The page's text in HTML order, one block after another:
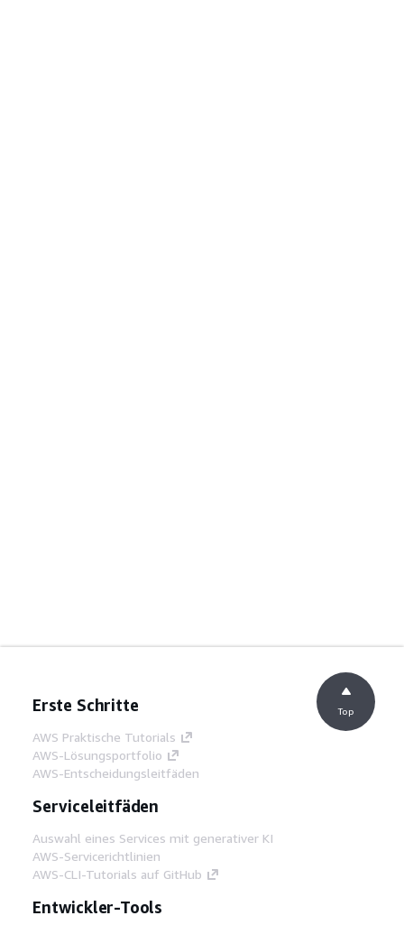
Erste Schritte
AWS Praktische Tutorials
AWS-Lösungsportfolio
AWS-Entscheidungsleitfäden
Serviceleitfäden
Auswahl eines Services mit generativer KI
AWS-Servicerichtlinien
AWS-CLI-Tutorials auf GitHub
Entwickler-Tools
Top